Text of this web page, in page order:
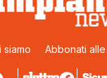
siamo Abbonati